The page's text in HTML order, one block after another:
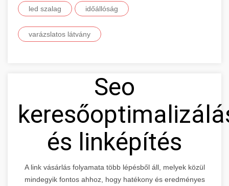
led szalag időállóság
varázslatos látvány
Seo
és linképítés
A link vásárlás folyamata több lépésből áll, melyek közül
mindegyik fontos ahhoz, hogy hatékony és eredményes